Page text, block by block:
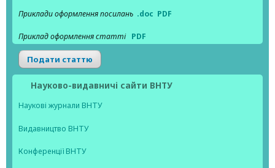
Приклади оформлення посилань .doc PDF
Приклад оформлення статті PDF
Подати статтю
Науково-видавничі сайти ВНТУ
Наукові журнали ВНТУ
Видавництво ВНТУ
Конференції ВНТУ